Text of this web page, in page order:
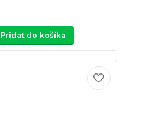
Pridať do košíka